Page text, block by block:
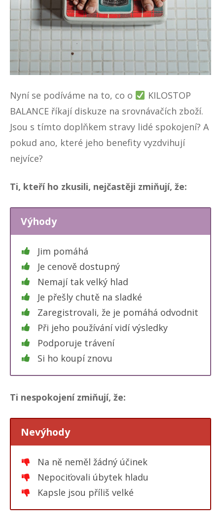
Nyní se podíváme na to, co o
KILOSTOP
BALANCE říkají diskuze na srovnávačích zboží.
Jsou s tímto doplňkem stravy lidé spokojení? A
pokud ano, které jeho benefity vyzdvihují
nejvíce?
Ti, kteří ho zkusili, nejčastěji zmiňují, že:
Výhody
Jim pomáhá
Je cenově dostupný
Nemají tak velký hlad
Je přešly chutě na sladké
Zaregistrovali, že je pomáhá odvodnit
Při jeho používání vidí výsledky
Podporuje trávení
Si ho koupí znovu
Ti nespokojení zmiňují, že:
Nevýhody
Na ně neměl žádný účinek
Nepociťovali úbytek hladu
Kapsle jsou příliš velké